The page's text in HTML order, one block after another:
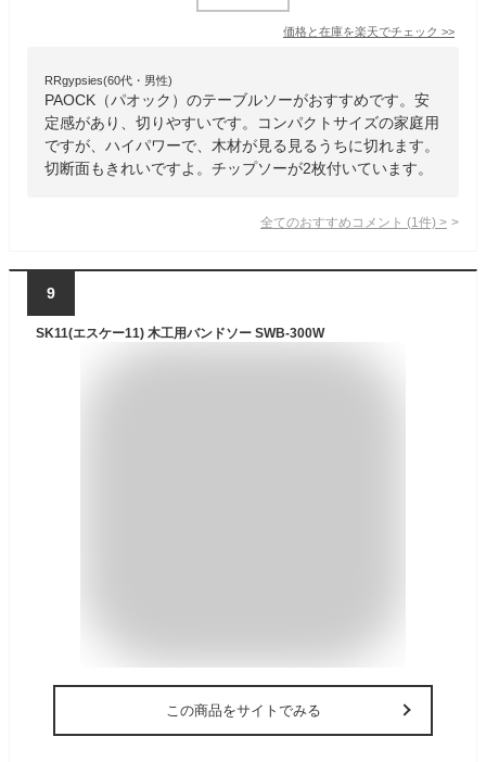
価格と在庫を楽天でチェック >>
RRgypsies(60代・男性)
PAOCK（パオック）のテーブルソーがおすすめです。安
定感があり、切りやすいです。コンパクトサイズの家庭用
ですが、ハイパワーで、木材が見る見るうちに切れます。
切断面もきれいですよ。チップソーが2枚付いています。
全てのおすすめコメント (1 件) >
9
SK11(エスケー11) 木工用バンドソー SWB-300W
この商品をサイトでみる